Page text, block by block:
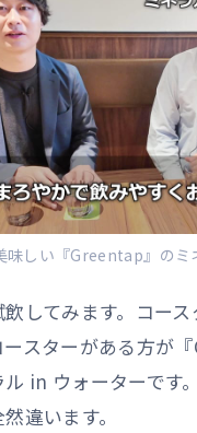
味しい『Greentap』のミ
してみます。コー
ースターがある方が
in ウォーターです
違います。